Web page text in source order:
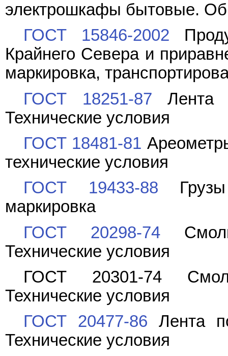
электрошкафы бытовые.
ГОСТ 15846-2002
Крайнего Севера и
маркировка,
ГОСТ 18251-87 Лента
Технические условия
ГОСТ 18481-81
технические условия
ГОСТ 19433-88
маркировка
ГОСТ 20298-74
Технические условия
ГОСТ 20301-74Смолы
Технические условия
ГОСТ 20477-86 Лента
Технические условия